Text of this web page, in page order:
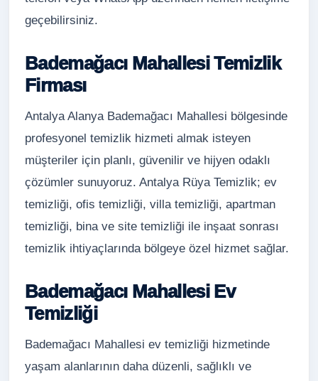
geçebilirsiniz.
Bademağacı Mahallesi Temizlik
Firması
Antalya Alanya Bademağacı Mahallesi bölgesinde
profesyonel temizlik hizmeti almak isteyen
müşteriler için planlı, güvenilir ve hijyen odaklı
çözümler sunuyoruz. Antalya Rüya Temizlik; ev
temizliği, ofis temizliği, villa temizliği, apartman
temizliği, bina ve site temizliği ile inşaat sonrası
temizlik ihtiyaçlarında bölgeye özel hizmet sağlar.
Bademağacı Mahallesi Ev
Temizliği
Bademağacı Mahallesi ev temizliği hizmetinde
yaşam alanlarının daha düzenli, sağlıklı ve